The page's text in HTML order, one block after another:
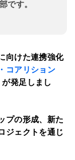
です。
向けた連携強化
コアリション
が発足しまし
プの形成、新た
ジェクトを通じ